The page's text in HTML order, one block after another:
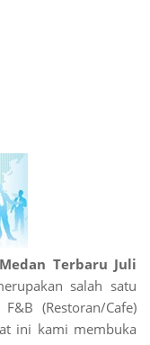
Terbaru Juli
salah satu
(Restoran/Cafe)
ini kami membuka